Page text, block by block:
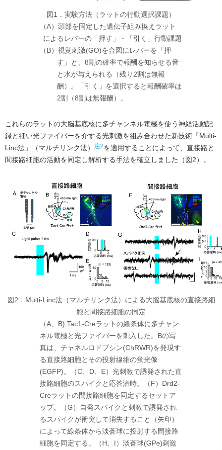
図1．実験方法（ラットの行動選択課題）
（A） 頭部を固定した遺伝子組み換えラット
によるレバーの「押す」・「引く」行動課題
（B） 視覚刺激(GO)を合図にレバーを「押
す」と、8割の確率で報酬を知らせる音
と水が与えられる（残り2割は無報
酬）。「引く」を選択すると報酬確率は
2割（8割は無報酬）。
これらのラットの大脳基底核に多チャンネル電極を使う神経活動記
録と細い光ファイバーを介する光刺激を組み合わせた新技術「Multi-
Linc法」（マルチリンク法） 注2を適用することによって、直接路と
間接路細胞の活動を同定し解析する手法を確立しました（図2）。
図2．Multi-Linc法（マルチリンク法）による大脳基底核の直接路細
胞と間接路細胞の同定
（A、B) Tac1-Creラットの線条体に多チャン
ネル電極と光ファイバーを刺入した。Bの写
真は、チャネルロドプシン(ChRWR)を発現す
る直接路細胞とその投射線維の蛍光像
(EGFP)。（C、D、E）光刺激で誘発された直
接路細胞のスパイクと応答潜時。（F）Drd2-
Creラットの間接路細胞を同定するセットア
ップ。（G）自発スパイクと刺激で誘発され
るスパイクが衝突して消失すること（矢印）
によって線条体から淡蒼球に投射する間接路
細胞を同定する。（H、I）淡蒼球(GPe)刺激